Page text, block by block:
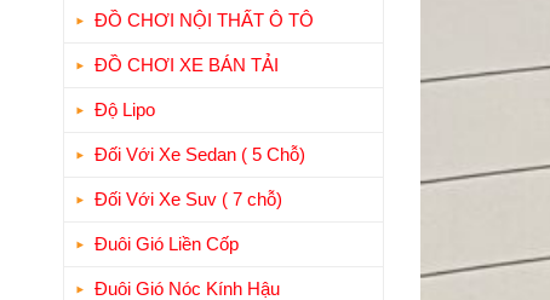
ĐỒ CHƠI NỘI THẤT Ô TÔ
ĐỒ CHƠI XE BÁN TẢI
Độ Lipo
Đối Với Xe Sedan ( 5 Chỗ)
Đối Với Xe Suv ( 7 chỗ)
Đuôi Gió Liền Cốp
Đuôi Gió Nóc Kính Hậu